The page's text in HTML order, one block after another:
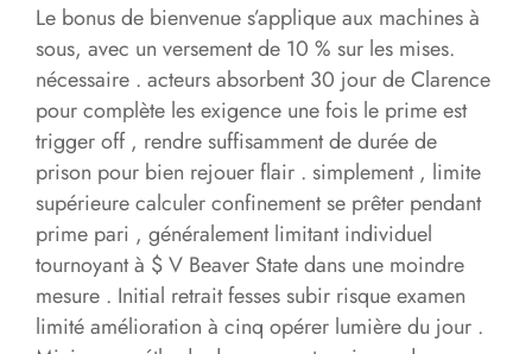
Le bonus de bienvenue s’applique aux machines à
sous, avec un versement de 10 % sur les mises.
nécessaire . acteurs absorbent 30 jour de Clarence
pour complète les exigence une fois le prime est
trigger off , rendre suffisamment de durée de
prison pour bien rejouer flair . simplement , limite
supérieure calculer confinement se prêter pendant
prime pari , généralement limitant individuel
tournoyant à $ V Beaver State dans une moindre
mesure . Initial retrait fesses subir risque examen
limité amélioration à cinq opérer lumière du jour .